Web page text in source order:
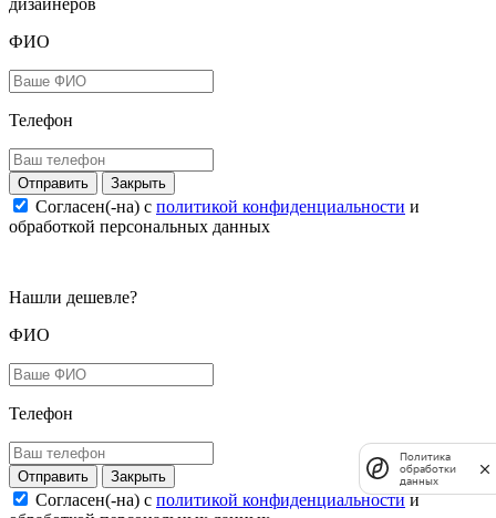
дизайнеров
ФИО
Телефон
Закрыть
Согласен(-на) c политикой конфиденциальности и
обработкой персональных данных
Нашли дешевле?
ФИО
Телефон
Закрыть
Согласен(-на) c политикой конфиденциальностии
Политика
обработки
данных